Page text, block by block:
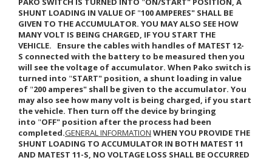
SHUNT LOADING IN VALUE OF "100 AMPERES" SHALL BE
GIVEN TO THE ACCUMULATOR. YOU MAY ALSO SEE HOW
MANY VOLT IS BEING CHARGED, IF YOU START THE
VEHICLE.
Ensure the cables with handles of MATEST 12-
S connected with the battery to be measured then you
will see the voltage of accumulator. When Pako switch is
turned into "START" position, a shunt loading in value
of "200 amperes" shall be given to the accumulator. You
may also see how many volt is being charged, if you start
the vehicle. Then turn off the device by bringing
into "OFF" position after the process had been
completed.GENERAL INFORMATION WHEN YOU PROVIDE THE
SHUNT LOADING TO ACCUMULATOR IN BOTH MATEST 11
AND MATEST 11-S , NO VOLTAGE LOSS SHALL BE OCCURRED